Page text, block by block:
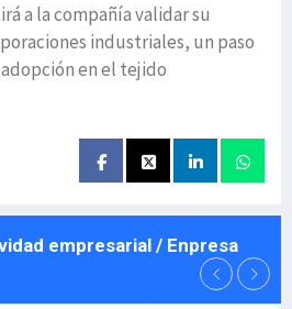
a la compañía validar su
industriales, un paso
en el tejido
empresarial / Enpresa